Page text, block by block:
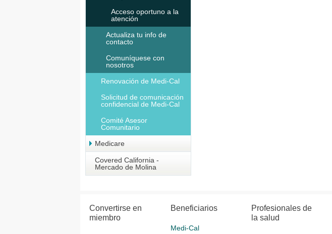
Acceso oportuno a la
atención
Actualiza tu info de
contacto
Comuníquese con
nosotros
Renovación de Medi-Cal
Solicitud de comunicación
confidencial de Medi-Cal
Comité Asesor
Comunitario
Medicare
Covered California -
Mercado de Molina
Convertirse en
miembro
Beneficiarios
Medi-Cal
Profesionales de
la salud